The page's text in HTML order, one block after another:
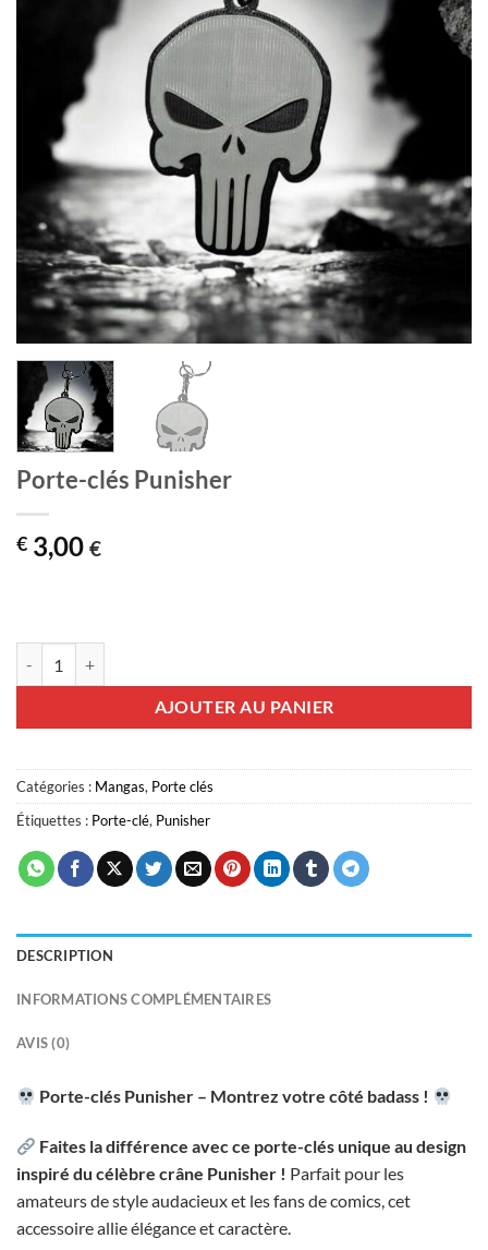
Porte-clés Punisher
€ 3,00 €
AJOUTER AU PANIER
Catégories : Mangas, Porte clés
Étiquettes : Porte-clé, Punisher
DESCRIPTION
INFORMATIONS COMPLÉMENTAIRES
AVIS (0)
Porte-clés Punisher – Montrez votre côté badass !
Faites la différence avec ce porte-clés unique au design
inspiré du célèbre crâne Punisher ! Parfait pour les
amateurs de style audacieux et les fans de comics, cet
accessoire allie élégance et caractère.